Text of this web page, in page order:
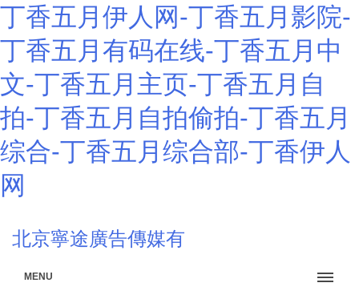
丁香五月伊人网-丁香五月影院-
丁香五月有码在线-丁香五月中
文-丁香五月主页-丁香五月自
拍-丁香五月自拍偷拍-丁香五月
综合-丁香五月综合部-丁香伊人
网
北京寧途廣告傳媒有
MENU